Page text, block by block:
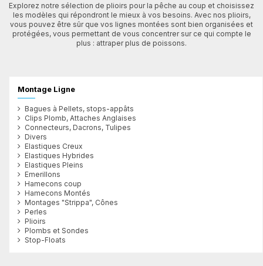
Explorez notre sélection de plioirs pour la pêche au coup et choisissez
les modèles qui répondront le mieux à vos besoins. Avec nos plioirs,
vous pouvez être sûr que vos lignes montées sont bien organisées et
protégées, vous permettant de vous concentrer sur ce qui compte le
plus : attraper plus de poissons.
Montage Ligne
Bagues à Pellets, stops-appâts
Clips Plomb, Attaches Anglaises
Connecteurs, Dacrons, Tulipes
Divers
Elastiques Creux
Elastiques Hybrides
Elastiques Pleins
Emerillons
Hamecons coup
Hamecons Montés
Montages "Strippa", Cônes
Perles
Plioirs
Plombs et Sondes
Stop-Floats